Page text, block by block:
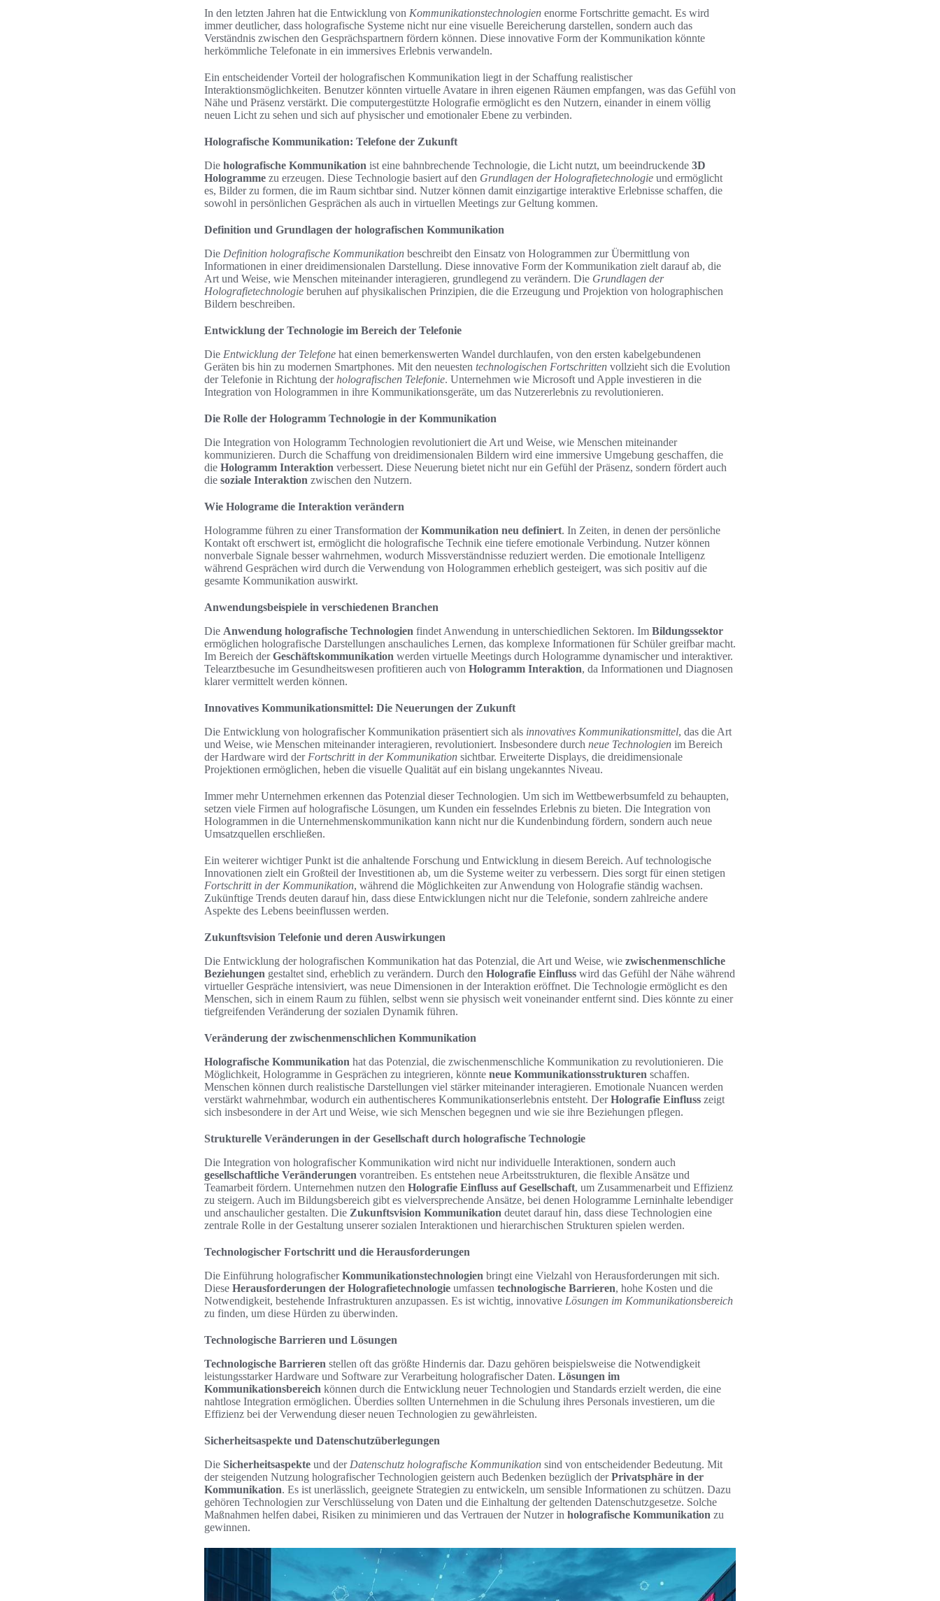
In den letzten Jahren hat die Entwicklung von Kommunikationstechnologien enorme Fortschritte gemacht. Es wird
immer deutlicher, dass holografische Systeme nicht nur eine visuelle Bereicherung darstellen, sondern auch das
Verständnis zwischen den Gesprächspartnern fördern können. Diese innovative Form der Kommunikation könnte
herkömmliche Telefonate in ein immersives Erlebnis verwandeln.
Ein entscheidender Vorteil der holografischen Kommunikation liegt in der Schaffung realistischer
Interaktionsmöglichkeiten. Benutzer könnten virtuelle Avatare in ihren eigenen Räumen empfangen, was das Gefühl von
Nähe und Präsenz verstärkt. Die computergestützte Holografie ermöglicht es den Nutzern, einander in einem völlig
neuen Licht zu sehen und sich auf physischer und emotionaler Ebene zu verbinden.
Holografische Kommunikation: Telefone der Zukunft
Die holografische Kommunikation ist eine bahnbrechende Technologie, die Licht nutzt, um beeindruckende 3D
Hologramme zu erzeugen. Diese Technologie basiert auf den Grundlagen der Holografietechnologie und ermöglicht
es, Bilder zu formen, die im Raum sichtbar sind. Nutzer können damit einzigartige interaktive Erlebnisse schaffen, die
sowohl in persönlichen Gesprächen als auch in virtuellen Meetings zur Geltung kommen.
Definition und Grundlagen der holografischen Kommunikation
Die Definition holografische Kommunikation beschreibt den Einsatz von Hologrammen zur Übermittlung von
Informationen in einer dreidimensionalen Darstellung. Diese innovative Form der Kommunikation zielt darauf ab, die
Art und Weise, wie Menschen miteinander interagieren, grundlegend zu verändern. Die Grundlagen der
Holografietechnologie beruhen auf physikalischen Prinzipien, die die Erzeugung und Projektion von holographischen
Bildern beschreiben.
Entwicklung der Technologie im Bereich der Telefonie
Die Entwicklung der Telefone hat einen bemerkenswerten Wandel durchlaufen, von den ersten kabelgebundenen
Geräten bis hin zu modernen Smartphones. Mit den neuesten technologischen Fortschritten vollzieht sich die Evolution
der Telefonie in Richtung derholografischen Telefonie. Unternehmen wie Microsoft und Apple investieren in die
Integration von Hologrammen in ihre Kommunikationsgeräte, um das Nutzererlebnis zu revolutionieren.
Die Rolle der Hologramm Technologie in der Kommunikation
Die Integration von Hologramm Technologien revolutioniert die Art und Weise, wie Menschen miteinander
kommunizieren. Durch die Schaffung von dreidimensionalen Bildern wird eine immersive Umgebung geschaffen, die
die Hologramm Interaktion verbessert. Diese Neuerung bietet nicht nur ein Gefühl der Präsenz, sondern fördert auch
die soziale Interaktion zwischen den Nutzern.
Wie Holograme die Interaktion verändern
Hologramme führen zu einer Transformation derKommunikation neu definiert. In Zeiten, in denen der persönliche
Kontakt oft erschwert ist, ermöglicht die holografische Technik eine tiefere emotionale Verbindung. Nutzer können
nonverbale Signale besser wahrnehmen, wodurch Missverständnisse reduziert werden. Die emotionale Intelligenz
während Gesprächen wird durch die Verwendung von Hologrammen erheblich gesteigert, was sich positiv auf die
gesamte Kommunikation auswirkt.
Anwendungsbeispiele in verschiedenen Branchen
Die Anwendung holografische Technologien findet Anwendung in unterschiedlichen Sektoren. Im Bildungssektor
ermöglichen holografische Darstellungen anschauliches Lernen, das komplexe Informationen für Schüler greifbar macht.
Im Bereich derGeschäftskommunikation werden virtuelle Meetings durch Hologramme dynamischer und interaktiver.
Telearztbesuche im Gesundheitswesen profitieren auch von Hologramm Interaktion, da Informationen und Diagnosen
klarer vermittelt werden können.
Innovatives Kommunikationsmittel: Die Neuerungen der Zukunft
Die Entwicklung von holografischer Kommunikation präsentiert sich als innovatives Kommunikationsmittel, das die Art
und Weise, wie Menschen miteinander interagieren, revolutioniert. Insbesondere durch neue Technologien im Bereich
der Hardware wird der Fortschritt in der Kommunikation sichtbar. Erweiterte Displays, die dreidimensionale
Projektionen ermöglichen, heben die visuelle Qualität auf ein bislang ungekanntes Niveau.
Immer mehr Unternehmen erkennen das Potenzial dieser Technologien. Um sich im Wettbewerbsumfeld zu behaupten,
setzen viele Firmen auf holografische Lösungen, um Kunden ein fesselndes Erlebnis zu bieten. Die Integration von
Hologrammen in die Unternehmenskommunikation kann nicht nur die Kundenbindung fördern, sondern auch neue
Umsatzquellen erschließen.
Ein weiterer wichtiger Punkt ist die anhaltende Forschung und Entwicklung in diesem Bereich. Auf technologische
Innovationen zielt ein Großteil der Investitionen ab, um die Systeme weiter zu verbessern. Dies sorgt für einen stetigen
Fortschritt in der Kommunikation, während die Möglichkeiten zur Anwendung von Holografie ständig wachsen.
Zukünftige Trends deuten darauf hin, dass diese Entwicklungen nicht nur die Telefonie, sondern zahlreiche andere
Aspekte des Lebens beeinflussen werden.
Zukunftsvision Telefonie und deren Auswirkungen
Die Entwicklung der holografischen Kommunikation hat das Potenzial, die Art und Weise, wie zwischenmenschliche
Beziehungen gestaltet sind, erheblich zu verändern. Durch den Holografie Einfluss wird das Gefühl der Nähe während
virtueller Gespräche intensiviert, was neue Dimensionen in der Interaktion eröffnet. Die Technologie ermöglicht es den
Menschen, sich in einem Raum zu fühlen, selbst wenn sie physisch weit voneinander entfernt sind. Dies könnte zu einer
tiefgreifenden Veränderung der sozialen Dynamik führen.
Veränderung der zwischenmenschlichen Kommunikation
Holografische Kommunikation hat das Potenzial, die zwischenmenschliche Kommunikation zu revolutionieren. Die
Möglichkeit, Hologramme in Gesprächen zu integrieren, könnte neue Kommunikationsstrukturen schaffen.
Menschen können durch realistische Darstellungen viel stärker miteinander interagieren. Emotionale Nuancen werden
verstärkt wahrnehmbar, wodurch ein authentischeres Kommunikationserlebnis entsteht. DerHolografie Einfluss zeigt
sich insbesondere in der Art und Weise, wie sich Menschen begegnen und wie sie ihre Beziehungen pflegen.
Strukturelle Veränderungen in der Gesellschaft durch holografische Technologie
Die Integration von holografischer Kommunikation wird nicht nur individuelle Interaktionen, sondern auch
gesellschaftliche Veränderungen vorantreiben. Es entstehen neue Arbeitsstrukturen, die flexible Ansätze und
Teamarbeit fördern. Unternehmen nutzen den Holografie Einfluss auf Gesellschaft, um Zusammenarbeit und Effizienz
zu steigern. Auch im Bildungsbereich gibt es vielversprechende Ansätze, bei denen Hologramme Lerninhalte lebendiger
und anschaulicher gestalten. Die Zukunftsvision Kommunikation deutet darauf hin, dass diese Technologien eine
zentrale Rolle in der Gestaltung unserer sozialen Interaktionen und hierarchischen Strukturen spielen werden.
Technologischer Fortschritt und die Herausforderungen
Die Einführung holografischerKommunikationstechnologien bringt eine Vielzahl von Herausforderungen mit sich.
Diese Herausforderungen der Holografietechnologie umfassen technologische Barrieren, hohe Kosten und die
Notwendigkeit, bestehende Infrastrukturen anzupassen. Es ist wichtig, innovative Lösungen im Kommunikationsbereich
zu finden, um diese Hürden zu überwinden.
Technologische Barrieren und Lösungen
Technologische Barrieren stellen oft das größte Hindernis dar. Dazu gehören beispielsweise die Notwendigkeit
leistungsstarker Hardware und Software zur Verarbeitung holografischer Daten. Lösungen im
Kommunikationsbereich können durch die Entwicklung neuer Technologien und Standards erzielt werden, die eine
nahtlose Integration ermöglichen. Überdies sollten Unternehmen in die Schulung ihres Personals investieren, um die
Effizienz bei der Verwendung dieser neuen Technologien zu gewährleisten.
Sicherheitsaspekte und Datenschutzüberlegungen
Die Sicherheitsaspekte und der Datenschutz holografische Kommunikation sind von entscheidender Bedeutung. Mit
der steigenden Nutzung holografischer Technologien geistern auch Bedenken bezüglich derPrivatsphäre in der
Kommunikation. Es ist unerlässlich, geeignete Strategien zu entwickeln, um sensible Informationen zu schützen. Dazu
gehören Technologien zur Verschlüsselung von Daten und die Einhaltung der geltenden Datenschutzgesetze. Solche
Maßnahmen helfen dabei, Risiken zu minimieren und das Vertrauen der Nutzer in holografische Kommunikation zu
gewinnen.